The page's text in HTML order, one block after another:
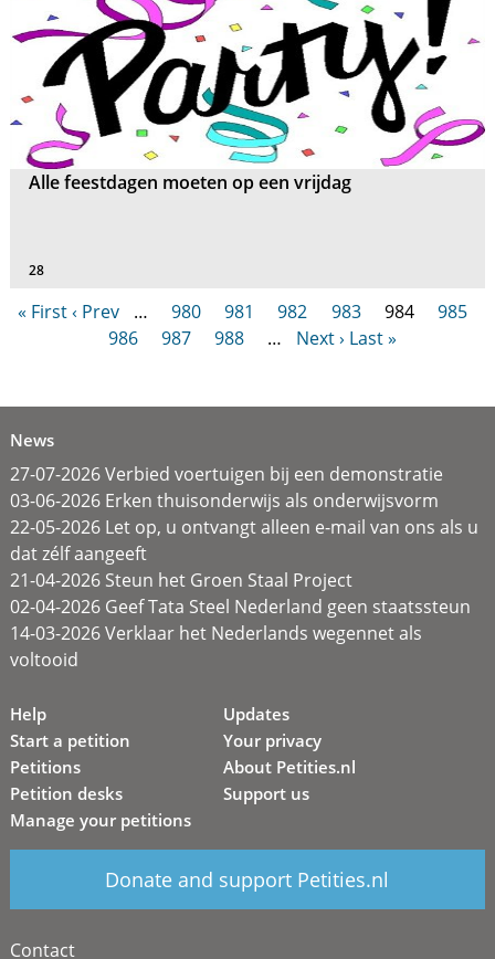
Alle feestdagen moeten op een vrijdag
28
« First‹ Prev … 980 981 982 983 984
985
986
987 988 … Next › Last »
News
27-07-2026 Verbied voertuigen bij een demonstratie
03-06-2026 Erken thuisonderwijs als onderwijsvorm
22-05-2026 Let op, u ontvangt alleen e-mail van ons als u
dat zélf aangeeft
21-04-2026 Steun het Groen Staal Project
02-04-2026 Geef Tata Steel Nederland geen staatssteun
14-03-2026 Verklaar het Nederlands wegennet als
voltooid
Help
Start a petition
Petitions
Petition desks
Manage your petitions
Updates
Your privacy
About Petities.nl
Support us
Donate and support Petities.nl
Contact